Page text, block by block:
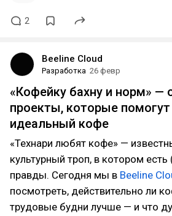
2
Beeline Cloud
Разработка 26 февр
«Кофейку бахну и норм» —
проекты, которые помогут
идеальный кофе
«Технари любят кофе» —
культурный троп, в котором
правды. Сегодня мы в Beeline
посмотреть, действительно ли
трудовые будни лучше — и что